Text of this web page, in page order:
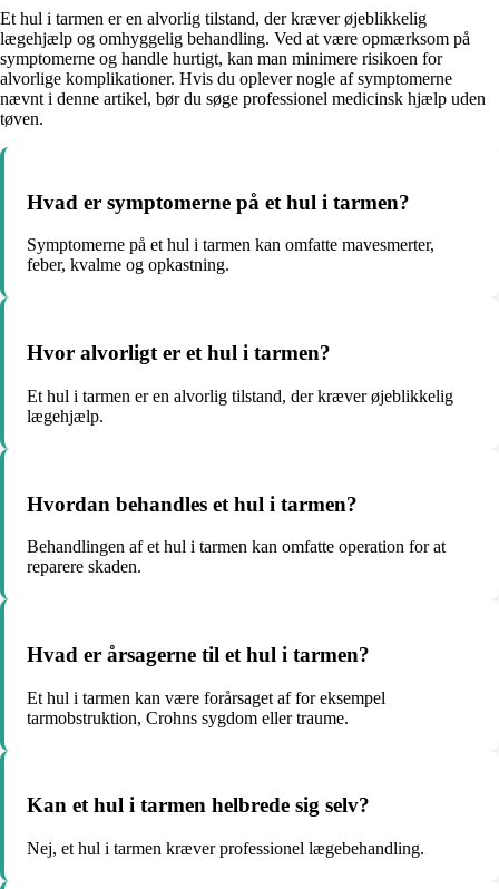
Et hul i tarmen er en alvorlig tilstand, der kræver øjeblikkelig
lægehjælp og omhyggelig behandling. Ved at være opmærksom på
symptomerne og handle hurtigt, kan man minimere risikoen for
alvorlige komplikationer. Hvis du oplever nogle af symptomerne
nævnt i denne artikel, bør du søge professionel medicinsk hjælp uden
tøven.
Hvad er symptomerne på et hul i tarmen?
Symptomerne på et hul i tarmen kan omfatte mavesmerter,
feber, kvalme og opkastning.
Hvor alvorligt er et hul i tarmen?
Et hul i tarmen er en alvorlig tilstand, der kræver øjeblikkelig
lægehjælp.
Hvordan behandles et hul i tarmen?
Behandlingen af et hul i tarmen kan omfatte operation for at
reparere skaden.
Hvad er årsagerne til et hul i tarmen?
Et hul i tarmen kan være forårsaget af for eksempel
tarmobstruktion, Crohns sygdom eller traume.
Kan et hul i tarmen helbrede sig selv?
Nej, et hul i tarmen kræver professionel lægebehandling.